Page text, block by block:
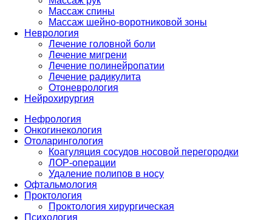
Массаж спины
Массаж шейно-воротниковой зоны
Неврология
Лечение головной боли
Лечение мигрени
Лечение полинейропатии
Лечение радикулита
Отоневрология
Нейрохирургия
Нефрология
Онкогинекология
Отоларингология
Коагуляция сосудов носовой перегородки
ЛОР-операции
Удаление полипов в носу
Офтальмология
Проктология
Проктология хирургическая
Психология